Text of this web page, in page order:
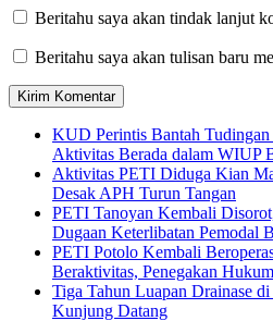
Beritahu saya akan tindak lanjut
Beritahu saya akan tulisan baru
KUD Perintis Bantah
Aktivitas Berada dalam WIUP
Aktivitas PETI Diduga Kian
Desak APH Turun Tangan
PETI Tanoyan Kembali
Dugaan Keterlibatan Pemodal
PETI Potolo Kembali
Beraktivitas, Penegakan
Tiga Tahun Luapan Drainase
Kunjung Datang